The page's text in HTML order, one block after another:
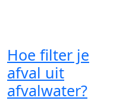
Hoe filter je
afval uit
afvalwater?